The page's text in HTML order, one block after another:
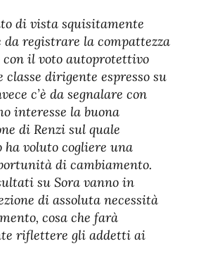
di vista squisitamente
da registrare la compattezza
il voto autoprotettivo
classe dirigente espresso su
c’è da segnalare con
interesse la buona
di Renzi sul quale
ha voluto cogliere una
di cambiamento.
su Sora vanno in
di assoluta necessità
cosa che farà
riflettere gli addetti ai